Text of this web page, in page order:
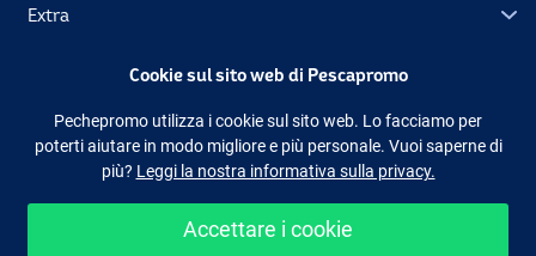
Extra
Seguici Facebook Instagram
Cookie sul sito web di Pescapromo
Pechepromo utilizza i cookie sul sito web. Lo facciamo per
poterti aiutare in modo migliore e più personale. Vuoi saperne di
più? Leggi la nostra informativa sulla privacy.
Accettare i cookie